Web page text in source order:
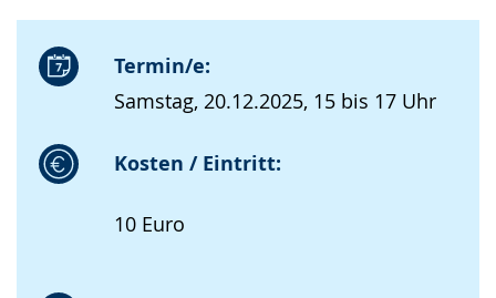
Termin/e:
Samstag, 20.12.2025, 15 bis 17 Uhr
Kosten / Eintritt:
10 Euro